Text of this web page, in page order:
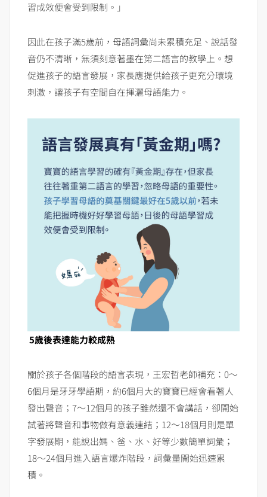
習成效便會受到限制。」
因此在孩子滿5歲前，母語詞彙尚未累積充足、說話發
音仍不清晰，無須刻意著墨在第二語言的教學上。想
促進孩子的語言發展，家長應提供給孩子更充分環境
刺激，讓孩子有空間自在揮灑母語能力。
5歲後表達能力較成熟
關於孩子各個階段的語言表現，王宏哲老師補充：0～
6個月是牙牙學語期，約6個月大的寶寶已經會看著人
發出聲音；7～12個月的孩子雖然還不會講話，卻開始
試著將聲音和事物做有意義連結；12～18個月則是單
字發展期，能說出媽、爸、水、好等少數簡單詞彙；
18～24個月進入語言爆炸階段，詞彙量開始迅速累
積。